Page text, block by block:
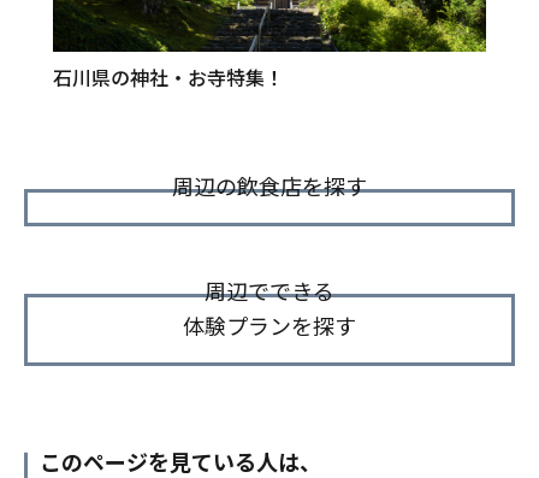
石川県の神社・お寺特集！
周辺の飲食店を探す
周辺でできる
体験プランを探す
このページを見ている人は、